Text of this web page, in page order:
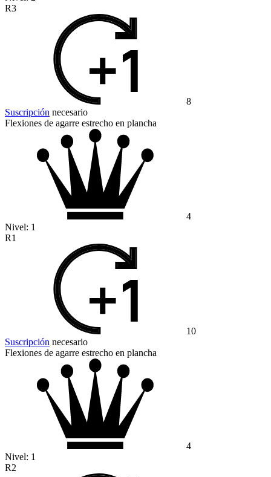
R3
8
Suscripción necesario
Flexiones de agarre estrecho en plancha
4
Nivel: 1
R1
10
Suscripción necesario
Flexiones de agarre estrecho en plancha
4
Nivel: 1
R2